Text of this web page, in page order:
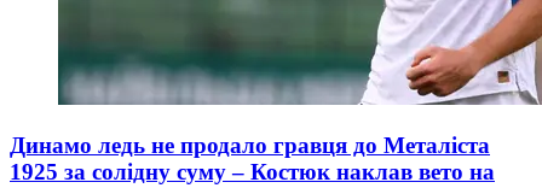
Динамо ледь не продало гравця до Металіста
1925 за солідну суму – Костюк наклав вето на